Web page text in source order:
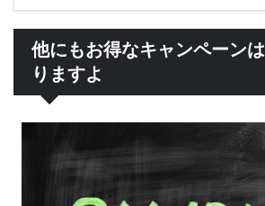
他にもお得なキャンペーン
りますよ